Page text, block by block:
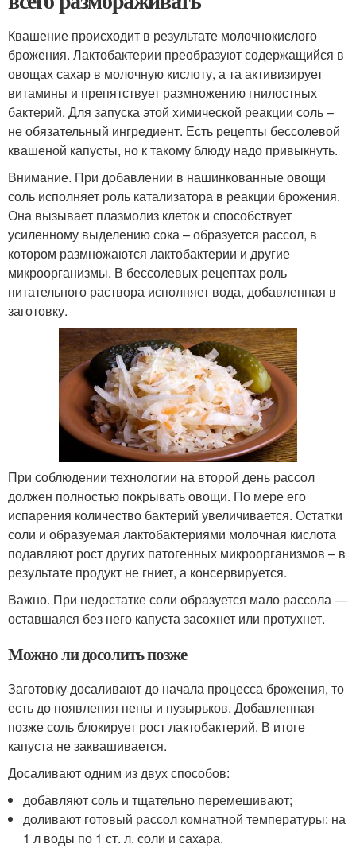
Квашение происходит в результате молочнокислого
брожения. Лактобактерии преобразуют содержащийся в
овощах сахар в молочную кислоту, а та активизирует
витамины и препятствует размножению гнилостных
бактерий. Для запуска этой химической реакции соль –
не обязательный ингредиент. Есть рецепты бессолевой
квашеной капусты, но к такому блюду надо привыкнуть.
Внимание. При добавлении в нашинкованные овощи
соль исполняет роль катализатора в реакции брожения.
Она вызывает плазмолиз клеток и способствует
усиленному выделению сока – образуется рассол, в
котором размножаются лактобактерии и другие
микроорганизмы. В бессолевых рецептах роль
питательного раствора исполняет вода, добавленная в
заготовку.
При соблюдении технологии на второй день рассол
должен полностью покрывать овощи. По мере его
испарения количество бактерий увеличивается. Остатки
соли и образуемая лактобактериями молочная кислота
подавляют рост других патогенных микроорганизмов – в
результате продукт не гниет, а консервируется.
Важно. При недостатке соли образуется мало рассола —
оставшаяся без него капуста засохнет или протухнет.
Можно ли досолить позже
Заготовку досаливают до начала процесса брожения, то
есть до появления пены и пузырьков. Добавленная
позже соль блокирует рост лактобактерий. В итоге
капуста не заквашивается.
Досаливают одним из двух способов:
добавляют соль и тщательно перемешивают;
доливают готовый рассол комнатной температуры: на
1 л воды по 1 ст. л. соли и сахара.